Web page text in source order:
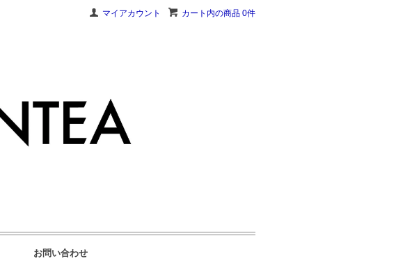
カート内の商品 0件
マイアカウント
お問い合わせ